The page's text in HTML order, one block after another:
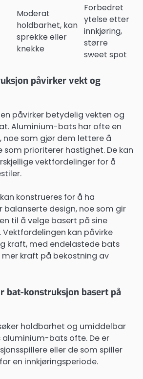
Moderat
holdbarhet, kan
sprekke eller
knekke
Forbedret
ytelse etter
innkjøring,
større
sweet spot
påvirker vekt og
påvirker betydelig vekten og
Aluminium-bats har ofte en
noe som gjør dem lettere å
som prioriterer hastighet. De kan
vektfordelinger for å
konstrueres for å ha
balanserte design, noe som gir
til å velge basert på sine
Vektfordelingen kan påvirke
kraft, med endelastede bats
kraft på bekostning av
bat-konstruksjon basert på
holdbarhet og umiddelbar
aluminium-bats ofte. De er
eller de som spiller
en innkjøringsperiode.